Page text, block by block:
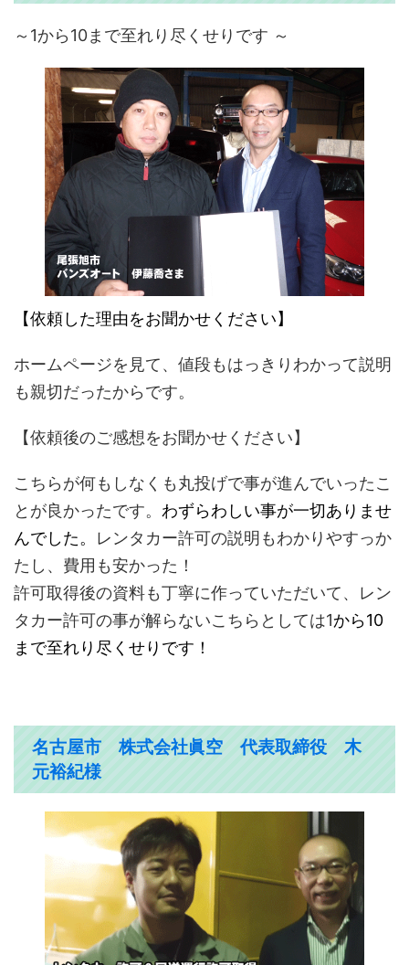
～1から10まで至れり尽くせりです ～
【依頼した理由をお聞かせください】
ホームページを見て、値段もはっきりわかって説明
も親切だったからです。
【依頼後のご感想をお聞かせください】
こちらが何もしなくも丸投げで事が進んでいったこ
とが良かったです。 わずらわしい事が一切ありませ
んでした。 レンタカー許可の説明もわかりやすっか
たし、費用も安かった！
許可取得後の資料も丁寧に作っていただいて、レン
タカー許可の事が解らないこちらとしては1から10
まで至れり尽くせりです！
名古屋市 株式会社眞空 代表取締役 木
元裕紀様